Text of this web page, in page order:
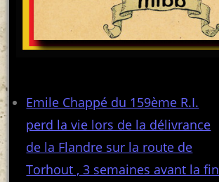
Emile Chappé du 159ème R.I.
perd la vie lors de la délivrance
de la Flandre sur la route de
Torhout , 3 semaines avant la fin